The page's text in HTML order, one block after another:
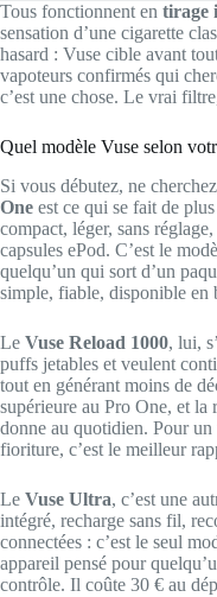
Tous fonctionnent en tirage
sensation d’une cigarette
hasard : Vuse cible avant
vapoteurs confirmés qui
c’est une chose. Le vrai
Quel modèle Vuse selon
Si vous débutez, ne
One est ce qui se fait de
compact, léger, sans
capsules ePod. C’est le
quelqu’un qui sort d’un
simple, fiable, disponible en
Le Vuse Reload 1000, lui,
puffs jetables et veulent
tout en générant moins de
supérieure au Pro One, et
donne au quotidien. Pour
fioriture, c’est le meilleur
Le Vuse Ultra, c’est une
intégré, recharge sans fil,
connectées : c’est le seul
appareil pensé pour
contrôle. Il coûte 30 € au